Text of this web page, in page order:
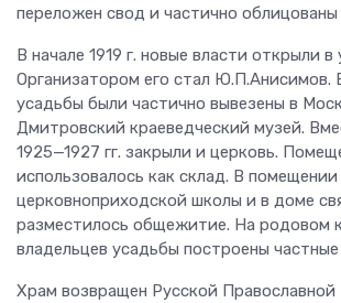
переложен свод и частично облицованы
В начале 1919 г. новые власти открыли в
Организатором его стал Ю.П.Анисимов.
усадьбы были частично вывезены в
Дмитровский краеведческий музей.
1925—1927 гг. закрыли и церковь.
использовалось как склад. В помещении
церковноприходской школы и в доме
разместилось общежитие. На родовом
владельцев усадьбы построены
Храм возвращен Русской Православной